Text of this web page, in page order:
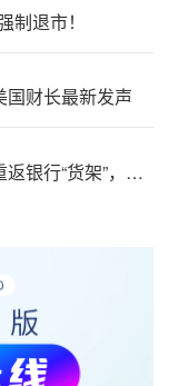
退市！
国财长最新发声
拼手速！五年期大额存单重返银行“货架”，部分产品已售罄